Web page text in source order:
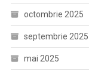
octombrie 2025
septembrie 2025
mai 2025